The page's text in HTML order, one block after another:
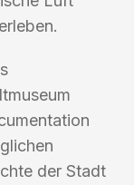
der Stadt